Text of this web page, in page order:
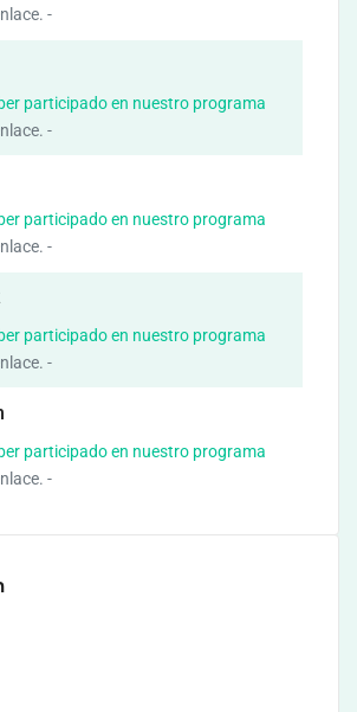
-
participado en nuestro programa
-
participado en nuestro programa
-
participado en nuestro programa
-
participado en nuestro programa
-